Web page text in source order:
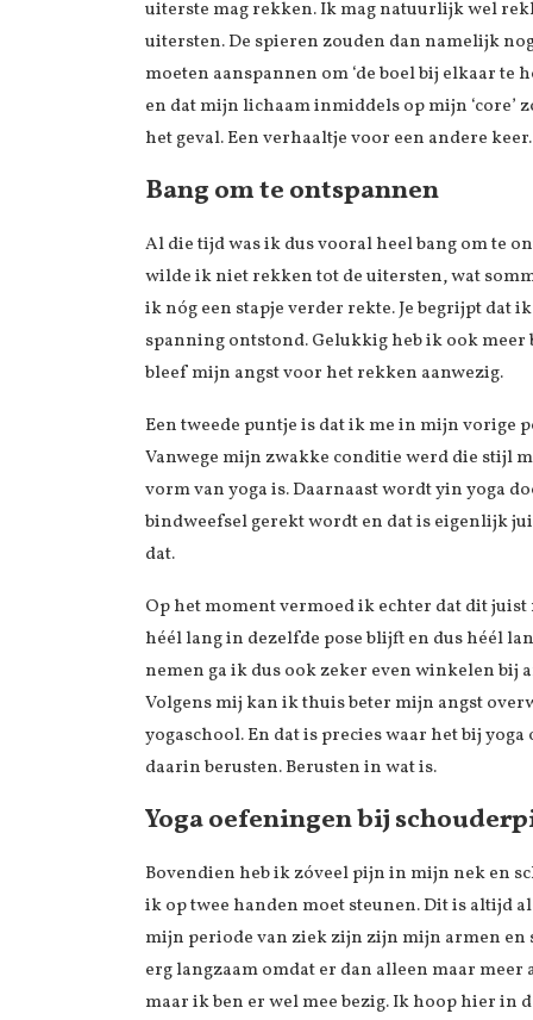
uiterste mag rekken. Ik mag natuurlijk wel
uitersten. De spieren zouden dan namelijk
moeten aanspannen om ‘de boel bij elkaar te
en dat mijn lichaam inmiddels op mijn ‘core’
het geval. Een verhaaltje voor een andere
Bang om te ontspannen
Al die tijd was ik dus vooral heel bang om te
wilde ik niet rekken tot de uitersten, wat
ik nóg een stapje verder rekte. Je begrijpt dat
spanning ontstond. Gelukkig heb ik ook
bleef mijn angst voor het rekken aanwezig.
Een tweede puntje is dat ik me in mijn vorige
Vanwege mijn zwakke conditie werd die stijl
vorm van yoga is. Daarnaast wordt yin yoga
bindweefsel gerekt wordt en dat is eigenlijk
dat.
Op het moment vermoed ik echter dat dit
héél lang in dezelfde pose blijft en dus héél
nemen ga ik dus ook zeker even winkelen bij
Volgens mij kan ik thuis beter mijn angst
yogaschool. En dat is precies waar het bij
daarin berusten. Berusten in wat is.
Yoga oefeningen bij
Bovendien heb ik zóveel pijn in mijn nek en
ik op twee handen moet steunen. Dit is altijd
mijn periode van ziek zijn zijn mijn armen en
erg langzaam omdat er dan alleen maar
maar ik ben er wel mee bezig. Ik hoop hier in